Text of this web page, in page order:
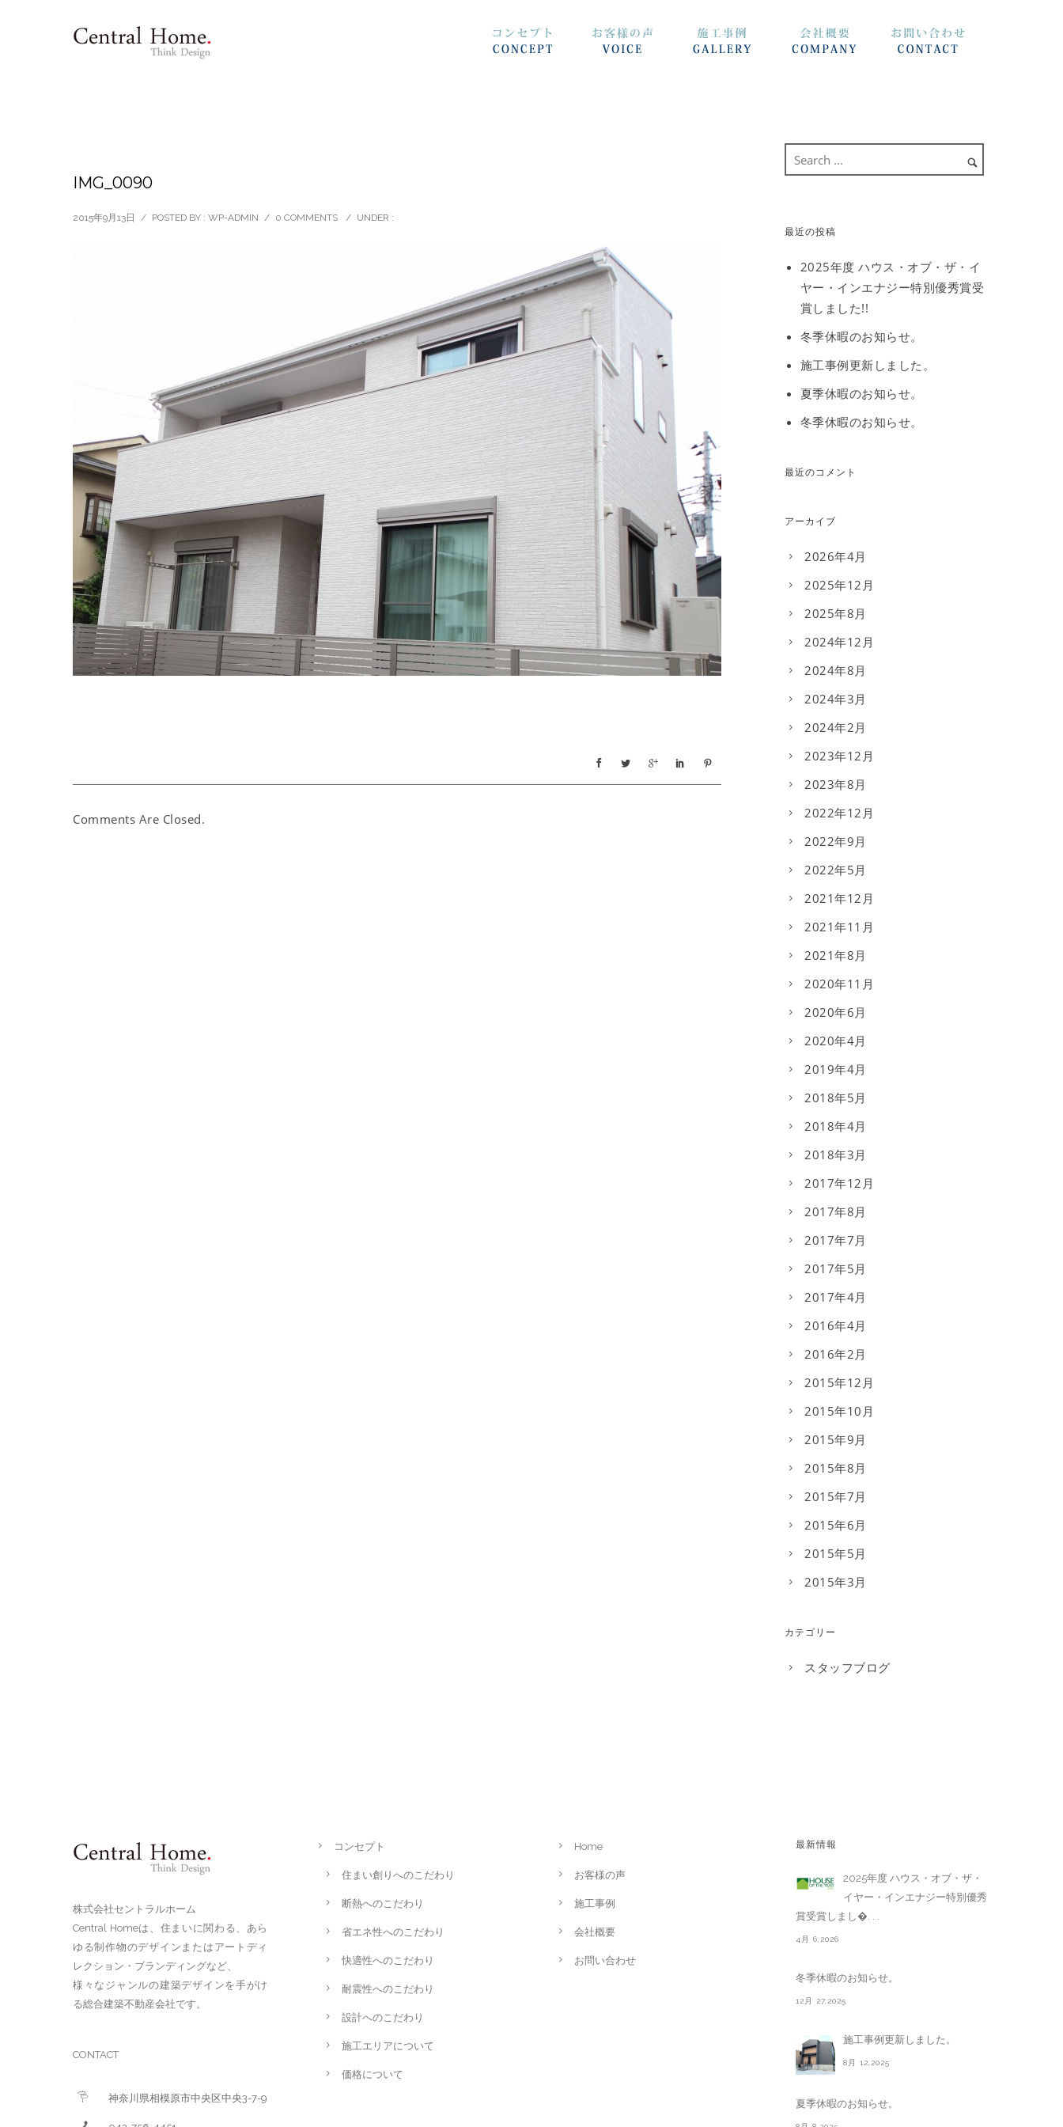
IMG_0090
2015年9月13日 / POSTED BY : WP-ADMIN / 0 COMMENTS / UNDER :
Comments Are Closed.
最近の投稿
2025年度 ハウス・オブ・ザ・イ
ヤー・インエナジー特別優秀賞受
賞しました!!
冬季休暇のお知らせ。
施工事例更新しました。
夏季休暇のお知らせ。
冬季休暇のお知らせ。
最近のコメント
アーカイブ
2026年4月
2025年12月
2025年8月
2024年12月
2024年8月
2024年3月
2024年2月
2023年12月
2023年8月
2022年12月
2022年9月
2022年5月
2021年12月
2021年11月
2021年8月
2020年11月
2020年6月
2020年4月
2019年4月
2018年5月
2018年4月
2018年3月
2017年12月
2017年8月
2017年7月
2017年5月
2017年4月
2016年4月
2016年2月
2015年12月
2015年10月
2015年9月
2015年8月
2015年7月
2015年6月
2015年5月
2015年3月
カテゴリー
スタッフブログ
株式会社セントラルホーム
Central Homeは、住まいに関わる、あら
ゆる制作物のデザインまたはアートディ
レクション・ブランディングなど、
様々なジャンルの建築デザインを手がけ
る総合建築不動産会社です。
CONTACT
神奈川県相模原市中央区中央3-7-9
コンセプト
住まい創りへのこだわり
断熱へのこだわり
省エネ性へのこだわり
快適性へのこだわり
耐震性へのこだわり
設計へのこだわり
施工エリアについて
価格について
Home
お客様の声
施工事例
会社概要
お問い合わせ
最新情報
2025年度 ハウス・オブ・ザ・
イヤー・インエナジー特別優秀
賞受賞しまし�. . .
4月 6,2026
冬季休暇のお知らせ。
12月 27,2025
施工事例更新しました。
8月 12,2025
夏季休暇のお知らせ。